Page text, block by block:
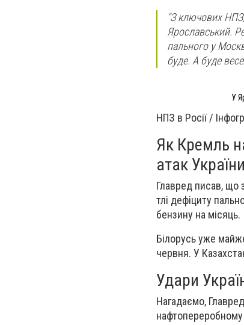
"З ключових
Ярославський.
пального у
буде. А буде
У
НПЗ в Росії /
Як Кремль
атак України
Главред писав, що
тлі дефіциту
бензину на місяць.
Білорусь уже
червня. У
Удари
Нагадаємо,